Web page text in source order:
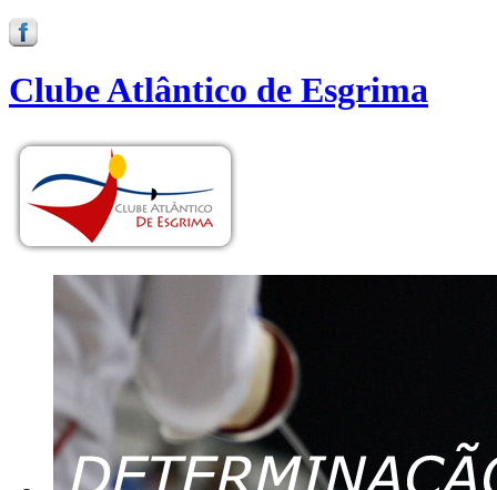
Clube Atlântico de Esgrima